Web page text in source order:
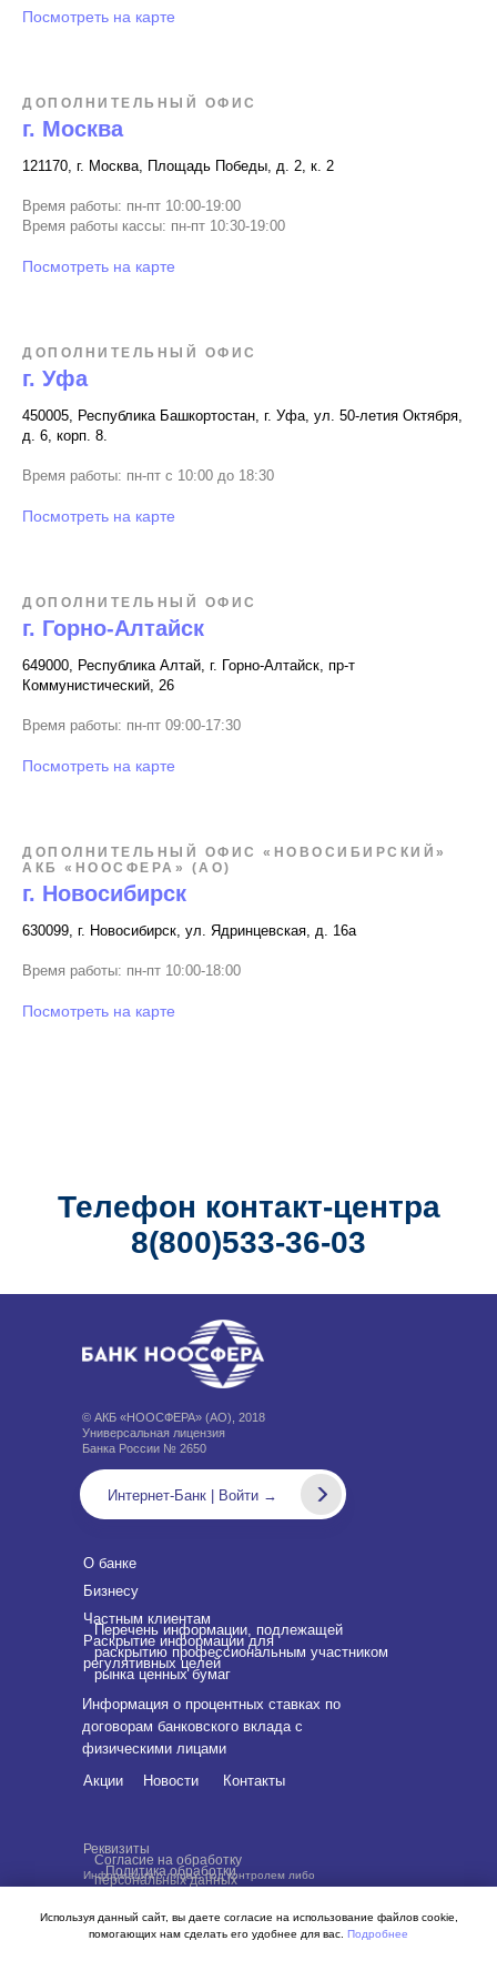
Посмотреть на карте
ДОПОЛНИТЕЛЬНЫЙ ОФИС
г. Москва
121170, г. Москва, Площадь Победы, д. 2, к. 2
Время работы: пн-пт 10:00-19:00
Время работы кассы: пн-пт 10:30-19:00
Посмотреть на карте
ДОПОЛНИТЕЛЬНЫЙ ОФИС
г. Уфа
450005, Республика Башкортостан, г. Уфа, ул. 50-летия Октября,
д. 6, корп. 8.
Время работы: пн-пт с 10:00 до 18:30
Посмотреть на карте
ДОПОЛНИТЕЛЬНЫЙ ОФИС
г. Горно-Алтайск
649000, Республика Алтай, г. Горно-Алтайск, пр-т
Коммунистический, 26
Время работы: пн-пт 09:00-17:30
Посмотреть на карте
ДОПОЛНИТЕЛЬНЫЙ ОФИС «НОВОСИБИРСКИЙ»
АКБ «НООСФЕРА» (АО)
г. Новосибирск
630099, г. Новосибирск, ул. Ядринцевская, д. 16а
Время работы: пн-пт 10:00-18:00
Посмотреть на карте
Телефон контакт-центра
8(800)533-36-03
Интернет-Банк | Войти →
© АКБ «НООСФЕРА» (АО), 2018
Универсальная лицензия
Банка России № 2650
О банке
Бизнесу
Частным клиентам
Акции Новости
Реквизиты
Раскрытие информации для
регулятивных целей
Контакты
Информация о лицах, под контролем либо
Информация о процентных ставках по
договорам банковского вклада с
физическими лицами
Перечень информации, подлежащей
раскрытию профессиональным участником
рынка ценных бумаг
Согласие на обработку
персональных данных
Политика обработки
персональных данных
Используя данный сайт, вы даете согласие на использование файлов cookie,
помогающих нам сделать его удобнее для вас. Подробнее